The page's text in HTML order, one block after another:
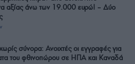
αξίας άνω των 19.000 ευρώ! – Δύο
σύνορα: Ανοιχτές οι εγγραφές για
του φθινοπώρου σε ΗΠΑ και Καναδά